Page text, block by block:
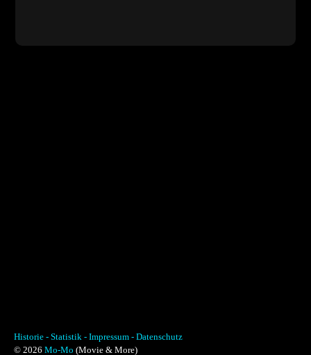
Historie - Statistik - Impressum - Datenschutz
© 2026 Mo-Mo (Movie & More)